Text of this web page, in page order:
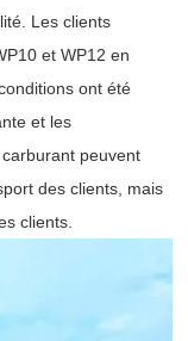
Les clients
et WP12 en
ont été
et les
peuvent
des clients, mais
clients.